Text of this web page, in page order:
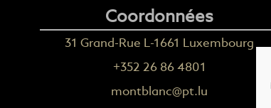
Coordonnées
31 Grand-Rue L-1661 Luxembourg
+352 26 86 4801
montblanc@pt.lu